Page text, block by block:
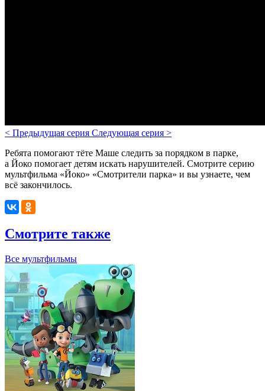
< Предыдущая серия Следующая серия >
Ребята помогают тёте Маше следить за порядком в парке,
а Йоко помогает детям искать нарушителей. Смотрите серию
мультфильма «Йоко» «Смотрители парка» и вы узнаете, чем
всё закончилось.
Смотрите также
Все мультфильмы